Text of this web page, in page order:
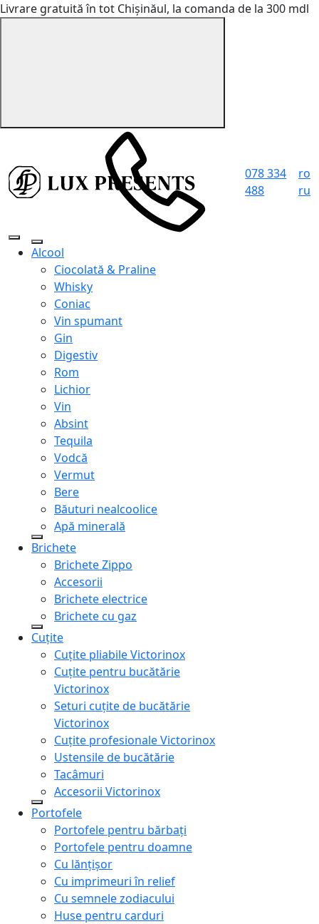
Livrare gratuită în tot Chișinăul, la comanda de la 300 mdl
078 334
488
ro
ru
Alcool
Ciocolată & Praline
Whisky
Coniac
Vin spumant
Gin
Digestiv
Rom
Lichior
Vin
Absint
Tequila
Vodcă
Vermut
Bere
Băuturi nealcoolice
Apă minerală
Brichete
Brichete Zippo
Accesorii
Brichete electrice
Brichete cu gaz
Cuțite
Cuțite pliabile Victorinox
Cuțite pentru bucătărie
Victorinox
Seturi cuțite de bucătărie
Victorinox
Cuțite profesionale Victorinox
Ustensile de bucătărie
Tacâmuri
Accesorii Victorinox
Portofele
Portofele pentru bărbați
Portofele pentru doamne
Cu lănțișor
Cu imprimeuri în relief
Cu semnele zodiacului
Huse pentru carduri